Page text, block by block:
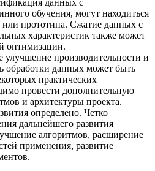
обучения, могут находиться
или прототипа. Сжатие данных с
характеристик также может
оптимизации.
улучшение производительности и
обработки данных может быть
практических
провести дополнительную
и архитектуры проекта.
определено. Четко
дальнейшего развития
алгоритмов, расширение
применения, развитие